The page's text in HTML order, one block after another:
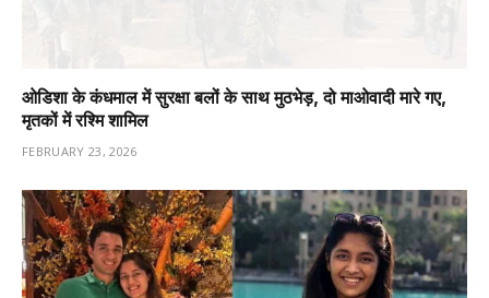
ओडिशा के कंधमाल में सुरक्षा बलों के साथ मुठभेड़, दो माओवादी मारे गए,
मृतकों में रश्मि शामिल
FEBRUARY 23, 2026